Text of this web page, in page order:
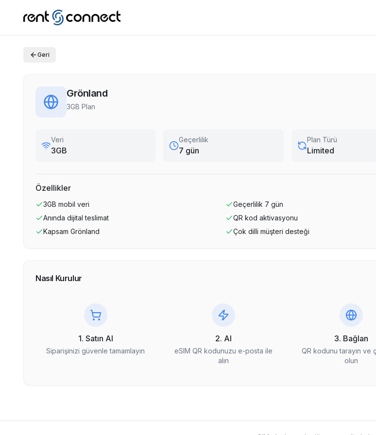
Geri
Grönland
3GB Plan
Veri
3GB
Geçerlilik
7 gün
Plan Türü
Limited
Özellikler
3GB mobil veri Geçerlilik 7 gün
Anında dijital teslimat
QR kod aktivasyonu
Kapsam Grönland Çok dilli müşteri desteği
Nasıl Kurulur
1. Satın Al
Siparişinizi güvenle tamamlayın
2. Al
eSIM QR kodunuzu e-posta ile
alın
3. Bağlan
QR kodunu tarayın ve
olun